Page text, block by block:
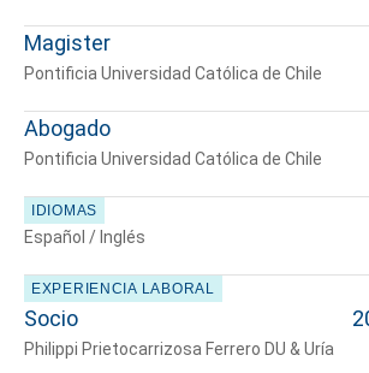
Magister
Pontificia Universidad Católica de Chile
Abogado
Pontificia Universidad Católica de Chile
IDIOMAS
Español / Inglés
EXPERIENCIA LABORAL
Socio
Philippi Prietocarrizosa Ferrero DU & Uría